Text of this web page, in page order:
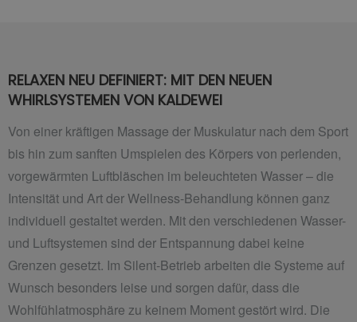
RELAXEN NEU DEFINIERT: MIT DEN NEUEN
WHIRLSYSTEMEN VON KALDEWEI
Von einer kräftigen Massage der Muskulatur nach dem Sport
bis hin zum sanften Umspielen des Körpers von perlenden,
vorgewärmten Luftbläschen im beleuchteten Wasser – die
Intensität und Art der Wellness-Behandlung können ganz
individuell gestaltet werden. Mit den verschiedenen Wasser-
und Luftsystemen sind der Entspannung dabei keine
Grenzen gesetzt. Im Silent-Betrieb arbeiten die Systeme auf
Wunsch besonders leise und sorgen dafür, dass die
Wohlfühlatmosphäre zu keinem Moment gestört wird. Die